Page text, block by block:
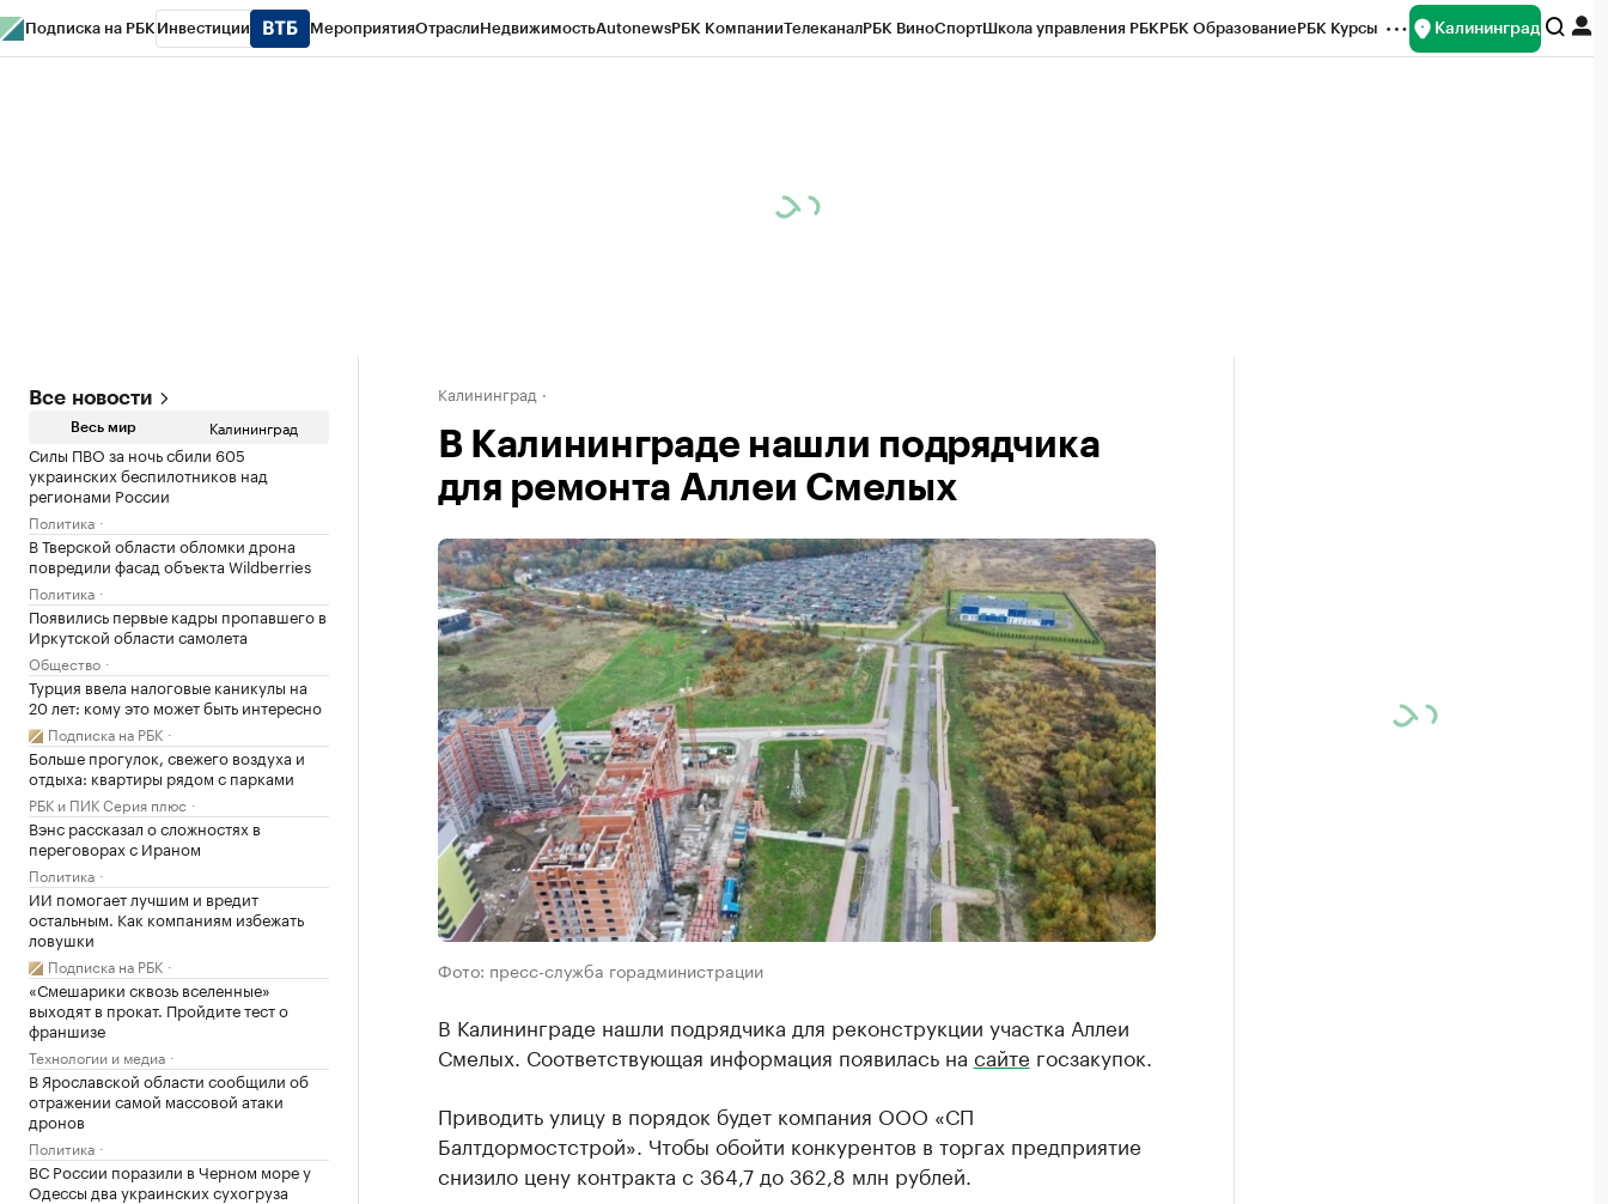
Подписка на РБК Инвестиции МероприятияОтраслиНедвижимостьAutonewsРБК КомпанииТелеканалРБК ВиноСпортШкола управления РБКРБК ОбразованиеРБК Курсы Калининград
Все новости
Весь мир Калининград
Силы ПВО за ночь сбили 605
украинских беспилотников над
регионами России
Политика
В Тверской области обломки дрона
повредили фасад объекта Wildberries
Политика
Появились первые кадры пропавшего в
Иркутской области самолета
Общество
Турция ввела налоговые каникулы на
20 лет: кому это может быть интересно
Подписка на РБК
Больше прогулок, свежего воздуха и
отдыха: квартиры рядом с парками
РБК и ПИК Серия плюс
Вэнс рассказал о сложностях в
переговорах с Ираном
Политика
ИИ помогает лучшим и вредит
остальным. Как компаниям избежать
ловушки
Подписка на РБК
«Смешарики сквозь вселенные»
выходят в прокат. Пройдите тест о
франшизе
Технологии и медиа
В Ярославской области сообщили об
отражении самой массовой атаки
дронов
Политика
ВС России поразили в Черном море у
Одессы два украинских сухогруза
Калининград
В Калининграде нашли подрядчика
для ремонта Аллеи Смелых
Фото: пресс-служба горадминистрации
В Калининграде нашли подрядчика для реконструкции участка Аллеи
Смелых. Соответствующая информация появилась на сайте госзакупок.
Приводить улицу в порядок будет компания ООО «СП
Балтдормостстрой». Чтобы обойти конкурентов в торгах предприятие
снизило цену контракта с 364,7 до 362,8 млн рублей.